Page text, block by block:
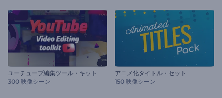
ユーチューブ編集ツール・キット
300 映像シーン
アニメ化タイトル・セット
150 映像シーン